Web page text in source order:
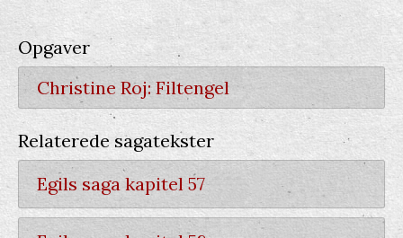
Opgaver
Christine Roj: Filtengel
Relaterede sagatekster
Egils saga kapitel 57